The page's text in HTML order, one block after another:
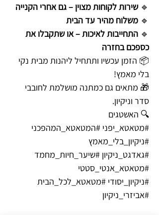
🔹שירות לקוחות מצוין – גם אחרי הקנייה
🔹 משלוח מהיר עד הבית
🔹 התחייבות לאיכות – או שתקבלו את
כספכם בחזרה
📦 הזמן עכשיו ותתחיל ליהנות מבית נקי
בלי מאמץ!
🎁 מתאים גם כמתנה מושלמת לחובבי
סדר וניקיון.
🔍 האשטגים
#מטאטא_יפני #המטאטא_המהפכני
#ניקיון_בלי_מאמץ
#גאדגט_ניקיון #שיער_חיות_מחמד
#מטאטא_אנטי_סטטי
#ניקיון_יסודי #מטאטא_לכל_הבית
#אביזרי_ניקיון